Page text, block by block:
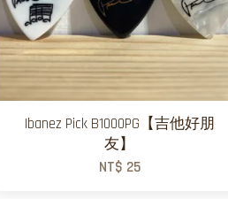
Ibanez Pick B1000PG【吉他好朋
友】
NT$ 25